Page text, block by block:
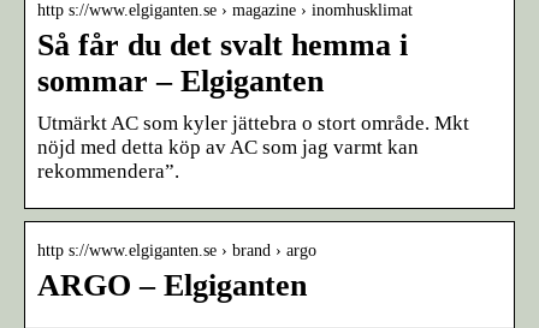
http s://www.elgiganten.se › magazine › inomhusklimat
Så får du det svalt hemma i
sommar – Elgiganten
Utmärkt AC som kyler jättebra o stort område. Mkt
nöjd med detta köp av AC som jag varmt kan
rekommendera”.
http s://www.elgiganten.se › brand › argo
ARGO – Elgiganten